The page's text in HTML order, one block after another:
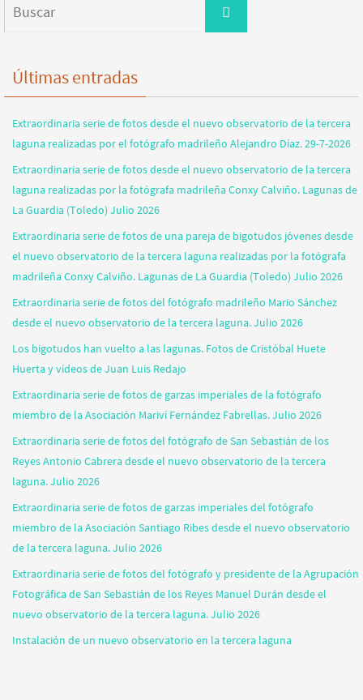
Buscar
Últimas entradas
Extraordinaria serie de fotos desde el nuevo observatorio de la tercera
laguna realizadas por el fotógrafo madrileño Alejandro Díaz. 29-7-2026
Extraordinaria serie de fotos desde el nuevo observatorio de la tercera
laguna realizadas por la fotógrafa madrileña Conxy Calviño. Lagunas de
La Guardia (Toledo) Julio 2026
Extraordinaria serie de fotos de una pareja de bigotudos jóvenes desde
el nuevo observatorio de la tercera laguna realizadas por la fotógrafa
madrileña Conxy Calviño. Lagunas de La Guardia (Toledo) Julio 2026
Extraordinaria serie de fotos del fotógrafo madrileño Mario Sánchez
desde el nuevo observatorio de la tercera laguna. Julio 2026
Los bigotudos han vuelto a las lagunas. Fotos de Cristóbal Huete
Huerta y vídeos de Juan Luis Redajo
Extraordinaria serie de fotos de garzas imperiales de la fotógrafo
miembro de la Asociación Mariví Fernández Fabrellas. Julio 2026
Extraordinaria serie de fotos del fotógrafo de San Sebastián de los
Reyes Antonio Cabrera desde el nuevo observatorio de la tercera
laguna. Julio 2026
Extraordinaria serie de fotos de garzas imperiales del fotógrafo
miembro de la Asociación Santiago Ribes desde el nuevo observatorio
de la tercera laguna. Julio 2026
Extraordinaria serie de fotos del fotógrafo y presidente de la Agrupación
Fotográfica de San Sebastián de los Reyes Manuel Durán desde el
nuevo observatorio de la tercera laguna. Julio 2026
Instalación de un nuevo observatorio en la tercera laguna